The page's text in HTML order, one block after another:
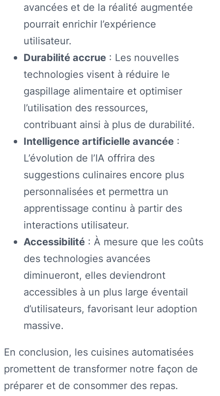
avancées et de la réalité augmentée
pourrait enrichir l’expérience
utilisateur.
Durabilité accrue : Les nouvelles
technologies visent à réduire le
gaspillage alimentaire et optimiser
l’utilisation des ressources,
contribuant ainsi à plus de durabilité.
Intelligence artificielle avancée :
L’évolution de l’IA offrira des
suggestions culinaires encore plus
personnalisées et permettra un
apprentissage continu à partir des
interactions utilisateur.
Accessibilité : À mesure que les coûts
des technologies avancées
diminueront, elles deviendront
accessibles à un plus large éventail
d’utilisateurs, favorisant leur adoption
massive.
En conclusion, les cuisines automatisées
promettent de transformer notre façon de
préparer et de consommer des repas.